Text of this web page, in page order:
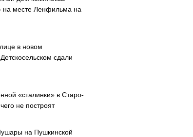
на месте Ленфильма на
в новом
сдали
«сталинки» в Старо-
не построят
на Пушкинской